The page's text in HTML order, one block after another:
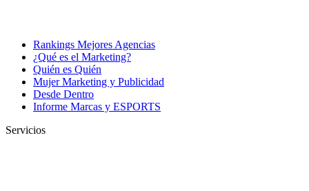
Rankings Mejores Agencias
¿Qué es el Marketing?
Quién es Quién
Mujer Marketing y Publicidad
Desde Dentro
Informe Marcas y ESPORTS
Servicios